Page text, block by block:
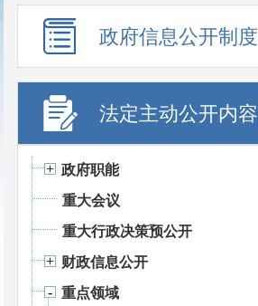
政府信息公开制度
法定主动公开内容
政府职能
重大会议
重大行政决策预公开
财政信息公开
重点领域